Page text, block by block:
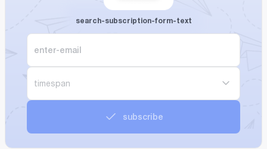
search-subscription-form-text
timespan
subscribe